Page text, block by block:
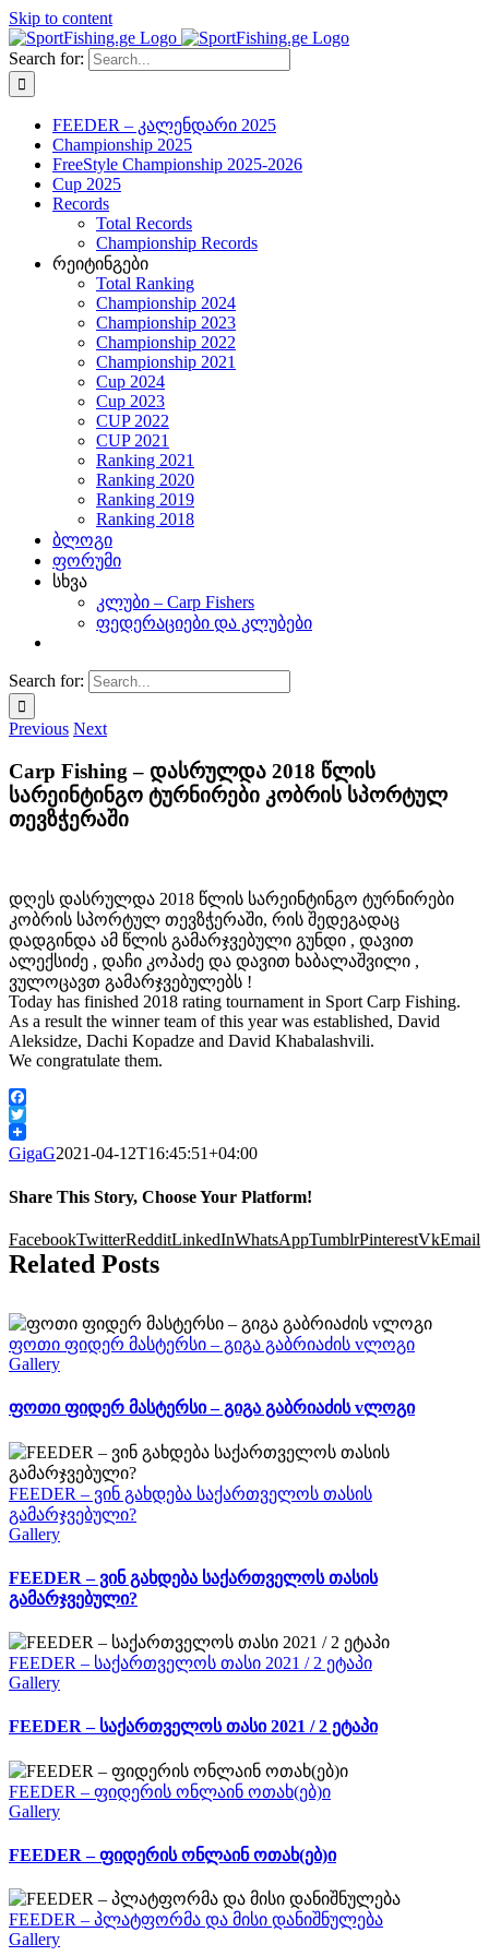
Skip to content
Search for:
FEEDER – კალენდარი 2025
Championship 2025
FreeStyle Championship 2025-2026
Cup 2025
Records
Total Records
Championship Records
რეიტინგები
Total Ranking
Championship 2024
Championship 2023
Championship 2022
Championship 2021
Cup 2024
Cup 2023
CUP 2022
CUP 2021
Ranking 2021
Ranking 2020
Ranking 2019
Ranking 2018
ბლოგი
ფორუმი
სხვა
კლუბი – Carp Fishers
ფედერაციები და კლუბები
Search for:
Previous Next
Carp Fishing – დასრულდა 2018 წლის
სარეინტინგო ტურნირები კობრის სპორტულ
თევზჭერაში
დღეს დასრულდა 2018 წლის სარეინტინგო ტურნირები
კობრის სპორტულ თევზჭერაში, რის შედეგადაც
დადგინდა ამ წლის გამარჯვებული გუნდი , დავით
ალექსიძე , დაჩი კოპაძე და დავით ხაბალაშვილი ,
ვულოცავთ გამარჯვებულებს !
Today has finished 2018 rating tournament in Sport Carp Fishing.
As a result the winner team of this year was established, David
Aleksidze, Dachi Kopadze and David Khabalashvili.
We congratulate them.
Facebook
Twitter
GigaG2021-04-12T16:45:51+04:00
Share This Story, Choose Your Platform!
FacebookTwitterRedditLinkedInWhatsAppTumblrPinterestVkEmail
Related Posts
ფოთი ფიდერ მასტერსი – გიგა გაბრიაძის vლოგი
Gallery
ფოთი ფიდერ მასტერსი – გიგა გაბრიაძის vლოგი
FEEDER – ვინ გახდება საქართველოს თასის
გამარჯვებული?
Gallery
FEEDER – ვინ გახდება საქართველოს თასის
გამარჯვებული?
FEEDER – საქართველოს თასი 2021 / 2 ეტაპი
Gallery
FEEDER – საქართველოს თასი 2021 / 2 ეტაპი
FEEDER – ფიდერის ონლაინ ოთახ(ებ)ი
Gallery
FEEDER – ფიდერის ონლაინ ოთახ(ებ)ი
FEEDER – პლატფორმა და მისი დანიშნულება
Gallery